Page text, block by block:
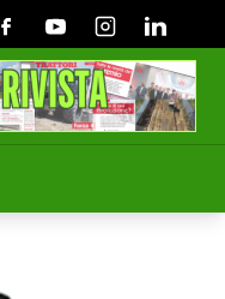
FacebookYoutubeInstagramLinkedin